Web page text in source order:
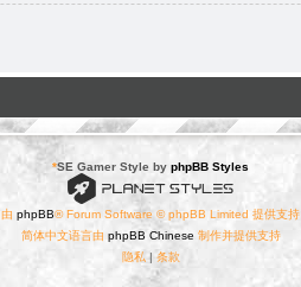
*SE Gamer Style by phpBB Styles
由 phpBB® Forum Software © phpBB Limited 提供支持
简体中文语言由 phpBB Chinese 制作并提供支持
隐私| 条款